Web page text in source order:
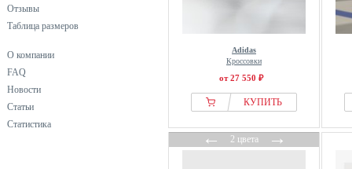
черный
Отзывы
Таблица размеров
О компании
FAQ
Новости
Статьи
Статистика
Adidas
Кроссовки
от 27 550 ₽
КУПИТЬ
←2 цвета→